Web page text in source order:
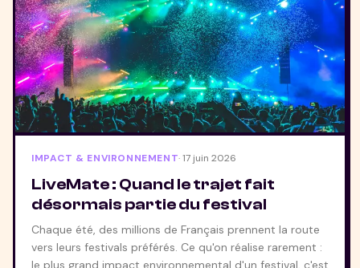
IMPACT & ENVIRONNEMENT·17 juin 2026
LiveMate : Quand le trajet fait
désormais partie du festival
Chaque été, des millions de Français prennent la route
vers leurs festivals préférés. Ce qu'on réalise rarement :
le plus grand impact environnemental d'un festival, c'est